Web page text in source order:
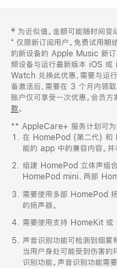
页
页
脚
注
‡ 为近似值。金额可能随时间变
⁺ 仅限新订阅用户。免费试用期
的新设备的 Apple Music 新订
频设备与运行最新版本 iOS
Watch 兑换此优惠，需要与运
备激活后，需要在 3 个月内领
账户仅可享受一次优惠。会员方
款。
窗
口
中
打
开)
** AppleCare+ 服务计划可为
在 HomePod (第二代) 和
能的 app 中的兼容内容。并
组建 HomePod 立体声组
HomePod mini、两部
需要使用多部 HomePod
的扬声器。
需要使用支持 HomeKit 或
声音识别功能可检测到烟雾
当用户身处可能受到伤害的
识别功能。声音识别功能需